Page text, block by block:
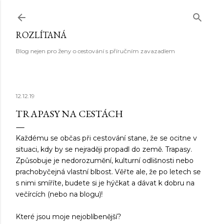
ROZLÍTANÁ
Blog nejen pro ženy o cestování s příručním zavazadlem
12.12.19
TRAPASY NA CESTÁCH
Každému se občas při cestování stane, že se ocitne v
situaci, kdy by se nejraději propadl do země. Trapasy.
Způsobuje je nedorozumění, kulturní odlišnosti nebo
prachobyčejná vlastní blbost. Věřte ale, že po letech se
s nimi smíříte, budete si je hýčkat a dávat k dobru na
večírcích (nebo na blogu)!
Které jsou moje nejoblíbenější?